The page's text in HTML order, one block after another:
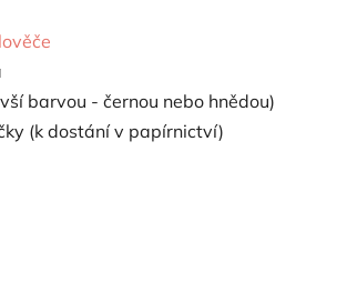
barvou - černou nebo hnědou)
(k dostání v papírnictví)